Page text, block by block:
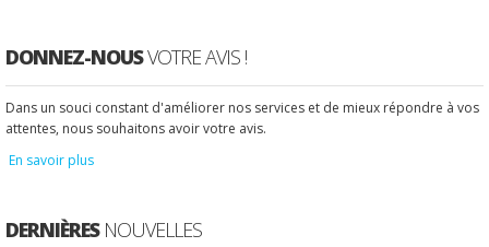
DONNEZ-NOUSVOTRE AVIS !
Dans un souci constant d'améliorer nos services et de mieux répondre à vos
attentes, nous souhaitons avoir votre avis.
En savoir plus
DERNIÈRESNOUVELLES